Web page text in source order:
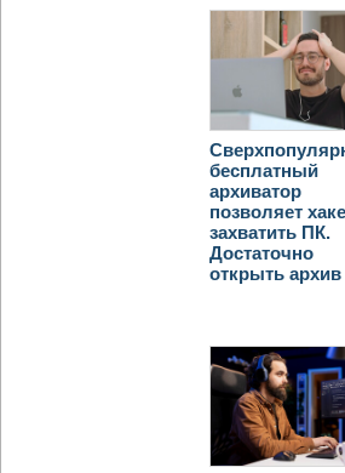
бесплатный
архиватор
позволяет
захватить ПК.
Достаточно
открыть архив